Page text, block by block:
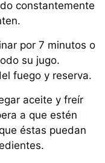
constantemente
por 7 minutos o
su jugo.
fuego y reserva.
aceite y freír
a que estén
éstas puedan